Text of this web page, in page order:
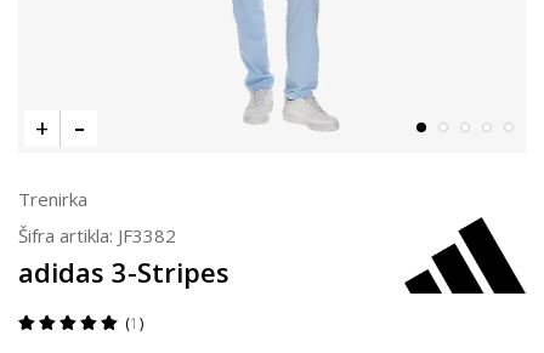
Trenirka
Šifra artikla: JF3382
adidas 3-Stripes
1